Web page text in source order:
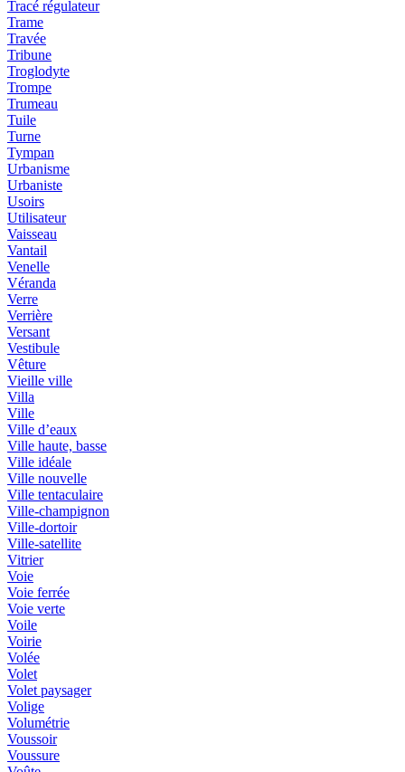
Tracé régulateur
Trame
Travée
Tribune
Troglodyte
Trompe
Trumeau
Tuile
Turne
Tympan
Urbanisme
Urbaniste
Usoirs
Utilisateur
Vaisseau
Vantail
Venelle
Véranda
Verre
Verrière
Versant
Vestibule
Vêture
Vieille ville
Villa
Ville
Ville d’eaux
Ville haute, basse
Ville idéale
Ville nouvelle
Ville tentaculaire
Ville-champignon
Ville-dortoir
Ville-satellite
Vitrier
Voie
Voie ferrée
Voie verte
Voile
Voirie
Volée
Volet
Volet paysager
Volige
Volumétrie
Voussoir
Voussure